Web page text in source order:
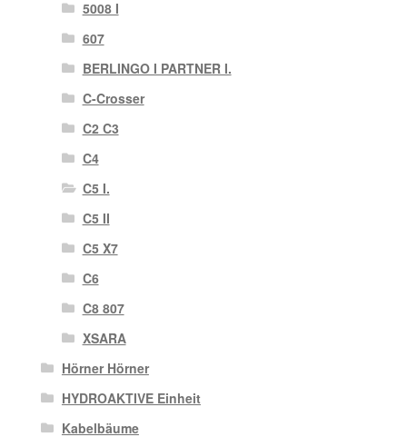
5008 I
607
BERLINGO I PARTNER I.
C-Crosser
C2 C3
C4
C5 I.
C5 II
C5 X7
C6
C8 807
XSARA
Hörner Hörner
HYDROAKTIVE Einheit
Kabelbäume